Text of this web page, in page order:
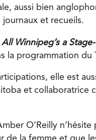
aussi bien
et recueils.
All Winnipeg’s a
la programmation du
elle est
et collaboratrice
O’Reilly n’hésite